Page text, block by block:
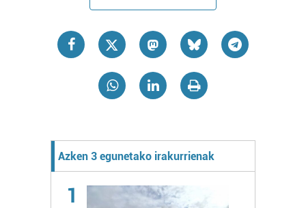
Azken 3 egunetako irakurrienak
1